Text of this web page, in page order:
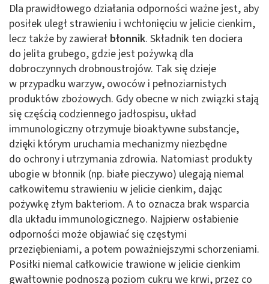
Dla prawidłowego działania odporności ważne jest, aby
posiłek uległ strawieniu i wchłonięciu w jelicie cienkim,
lecz także by zawierał błonnik. Składnik ten dociera
do jelita grubego, gdzie jest pożywką dla
dobroczynnych drobnoustrojów. Tak się dzieje
w przypadku warzyw, owoców i pełnoziarnistych
produktów zbożowych. Gdy obecne w nich związki stają
się częścią codziennego jadłospisu, układ
immunologiczny otrzymuje bioaktywne substancje,
dzięki którym uruchamia mechanizmy niezbędne
do ochrony i utrzymania zdrowia. Natomiast produkty
ubogie w błonnik (np. białe pieczywo) ulegają niemal
całkowitemu strawieniu w jelicie cienkim, dając
pożywkę złym bakteriom. A to oznacza brak wsparcia
dla układu immunologicznego. Najpierw osłabienie
odporności może objawiać się częstymi
przeziębieniami, a potem poważniejszymi schorzeniami.
Posiłki niemal całkowicie trawione w jelicie cienkim
gwałtownie podnoszą poziom cukru we krwi, przez co